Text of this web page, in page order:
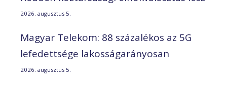
2026. augusztus 5.
Magyar Telekom: 88 százalékos az 5G
lefedettsége lakosságarányosan
2026. augusztus 5.